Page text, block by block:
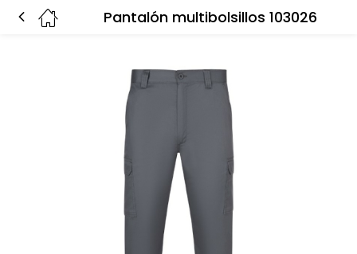
Pantalón multibolsillos 103026